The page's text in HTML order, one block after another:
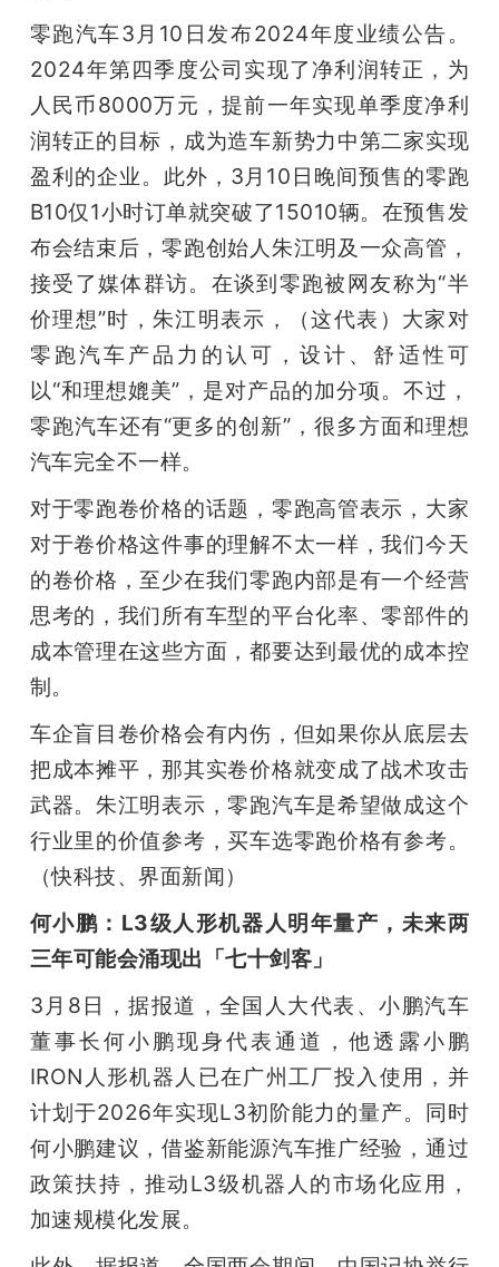
零跑汽车3月10日发布2024年度业绩公告。
2024年第四季度公司实现了净利润转正，为
人民币8000万元，提前一年实现单季度净利
润转正的目标，成为造车新势力中第二家实现
盈利的企业。此外，3月10日晚间预售的零跑
B10仅1小时订单就突破了15010辆。在预售发
布会结束后，零跑创始人朱江明及一众高管，
接受了媒体群访。在谈到零跑被网友称为“半
价理想”时，朱江明表示，（这代表）大家对
零跑汽车产品力的认可，设计、舒适性可
以“和理想媲美”，是对产品的加分项。不过，
零跑汽车还有“更多的创新”，很多方面和理想
汽车完全不一样。
对于零跑卷价格的话题，零跑高管表示，大家
对于卷价格这件事的理解不太一样，我们今天
的卷价格，至少在我们零跑内部是有一个经营
思考的，我们所有车型的平台化率、零部件的
成本管理在这些方面，都要达到最优的成本控
制。
车企盲目卷价格会有内伤，但如果你从底层去
把成本摊平，那其实卷价格就变成了战术攻击
武器。朱江明表示，零跑汽车是希望做成这个
行业里的价值参考，买车选零跑价格有参考。
（快科技、界面新闻）
何小鹏：L3级人形机器人明年量产，未来两
三年可能会涌现出「七十剑客」
3月8日，据报道，全国人大代表、小鹏汽车
董事长何小鹏现身代表通道，他透露小鹏
IRON人形机器人已在广州工厂投入使用，并
计划于2026年实现L3初阶能力的量产。同时
何小鹏建议，借鉴新能源汽车推广经验，通过
政策扶持，推动L3级机器人的市场化应用，
加速规模化发展。